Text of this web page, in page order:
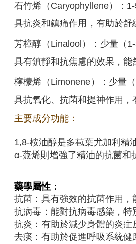
石竹烯（Caryophyllene）：
具抗炎和鎮痛作用，有助於舒
芳樟醇（Linalool）：少量（1-
具有鎮靜和抗焦慮的效果，能
檸檬烯（Limonene）：少量（
具抗氧化、抗菌和提神作用，
主要成分功能：
1,8-桉油醇是多苞葉尤加利精
α-蒎烯則增強了精油的抗菌和
藥學屬性：
抗菌：具有強效的抗菌作用，
抗病毒：能對抗病毒感染，特
抗炎：有助於減少身體的炎症
去痰：有助於促進呼吸系統健